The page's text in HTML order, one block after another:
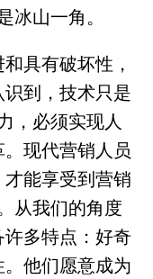
冰山一角。
具有破坏性，
到，技术只是
，必须实现人
现代营销人员
能享受到营销
从我们的角度
多特点：好奇
他们愿意成为